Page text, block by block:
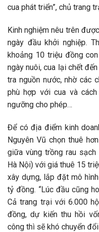
cua phát triển”, chủ trang
Kinh nghiệm nêu trên
ngày đầu khởi nghiệp.
khoảng 10 triệu đồng
ngày nuôi, cua lại chết
tra nguồn nước, nhờ các
phù hợp với cua và
ngưỡng cho phép…
Để có địa điểm kinh
Nguyên Vũ chọn thuê
giữa vùng trồng rau
Hà Nội) với giá thuê 15
xây dựng, lắp đặt mô
tỷ đồng. “Lúc đầu cũng
Cả trang trại với 6.000
đồng, dự kiến thu hồi
công thì sẽ khó chuyển